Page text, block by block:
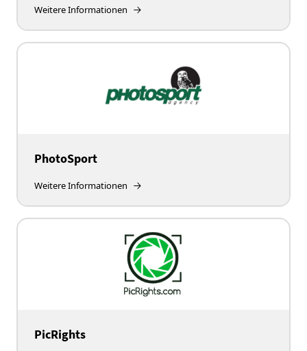
Weitere Informationen
PhotoSport
Weitere Informationen
PicRights